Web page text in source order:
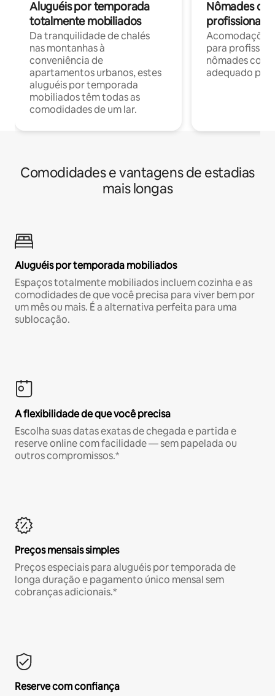
Aluguéis por temporada
totalmente mobiliados
Da tranquilidade de chalés
nas montanhas à
conveniência de
apartamentos urbanos, estes
aluguéis por temporada
mobiliados têm todas as
comodidades de um lar.
Nômades
profissionais
para
nômades com
adequado
Comodidades e vantagens de estadias
mais longas
Aluguéis por temporada mobiliados
Espaços totalmente mobiliados incluem cozinha e as
comodidades de que você precisa para viver bem por
um mês ou mais. É a alternativa perfeita para uma
sublocação.
A flexibilidade de que você precisa
Escolha suas datas exatas de chegada e partida e
reserve online com facilidade — sem papelada ou
outros compromissos.*
Preços mensais simples
Preços especiais para aluguéis por temporada de
longa duração e pagamento único mensal sem
cobranças adicionais.*
Reserve com confiança